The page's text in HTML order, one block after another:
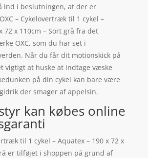
ind i beslutningen, at der er
– Cykelovertræk til 1 cykel –
72 x 110cm – Sort grå fra det
OXC, som du har set i
Når du får dit motionskick på
vigtigt at huske at indtage væske
på din cykel kan bare være
der smager af appelsin.
kan købes online
til 1 cykel – Aquatex – 190 x 72 x
er tilføjet i shoppen på grund af